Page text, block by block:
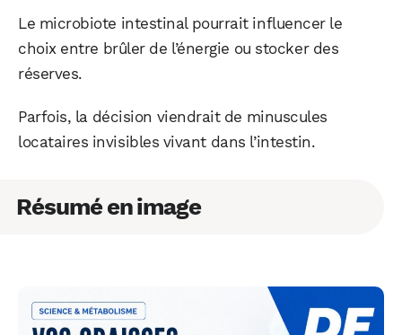
Le microbiote intestinal pourrait influencer le
choix entre brûler de l’énergie ou stocker des
réserves.
Parfois, la décision viendrait de minuscules
locataires invisibles vivant dans l’intestin.
Résumé en image